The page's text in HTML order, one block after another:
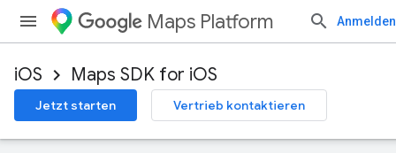
Maps Platform Anmelden
iOS Maps SDK for iOS
Jetzt starten Vertrieb kontaktieren